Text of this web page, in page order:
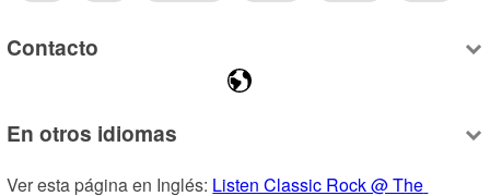
Contacto
En otros idiomas
Ver esta página en Inglés: Listen Classic Rock @ The